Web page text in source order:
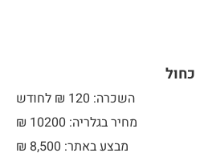
כחול
השכרה: 120 ₪ לחודש
מחיר בגלריה: 10200 ₪
מבצע באתר:
₪ 8,500